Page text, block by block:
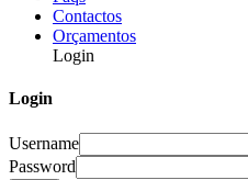
Contactos
Orçamentos
Login
Login
Username
Password